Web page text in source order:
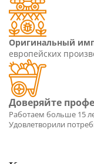
Оригинальный
европейских